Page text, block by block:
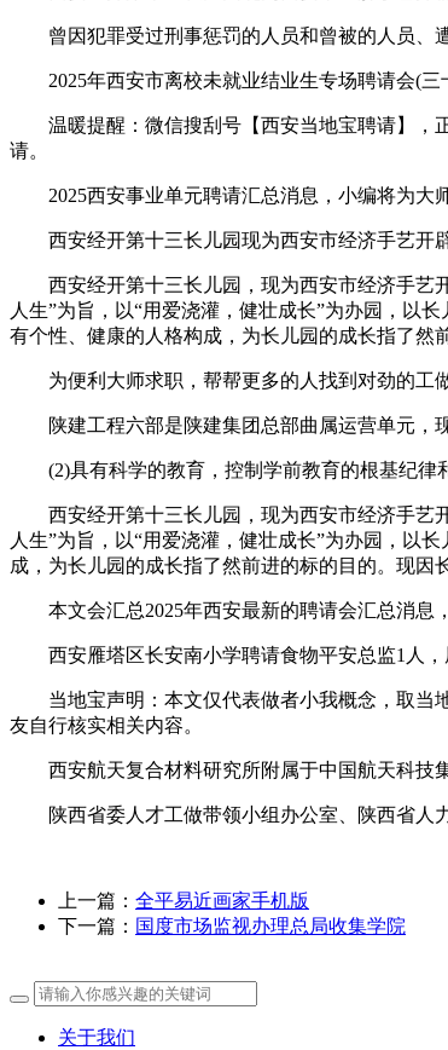
曾因犯罪受过刑事惩罚的人员和曾被的人员、遭
2025年西安市离校未就业结业生专场聘请会(三
温暖提醒：微信搜刮号【西安当地宝聘请】，正
请。
2025西安事业单元聘请汇总消息，小编将为大
西安经开第十三长儿园现为西安市经济手艺开辟
西安经开第十三长儿园，现为西安市经济手艺开
人生”为旨，以“用爱浇灌，健壮成长”为办园，以
有个性、健康的人格构成，为长儿园的成长指了然
为便利大师求职，帮帮更多的人找到对劲的工做
陕建工程六部是陕建集团总部曲属运营单元，现
(2)具有科学的教育，控制学前教育的根基纪律
西安经开第十三长儿园，现为西安市经济手艺开
人生”为旨，以“用爱浇灌，健壮成长”为办园，以
成，为长儿园的成长指了然前进的标的目的。现因
本文会汇总2025年西安最新的聘请会汇总消息
西安雁塔区长安南小学聘请食物平安总监1人，
当地宝声明：本文仅代表做者小我概念，取当地
友自行核实相关内容。
西安航天复合材料研究所附属于中国航天科技集
陕西省委人才工做带领小组办公室、陕西省人力
上一篇： 全平易近画家手机版
下一篇： 国度市场监视办理总局收集学院
关于我们